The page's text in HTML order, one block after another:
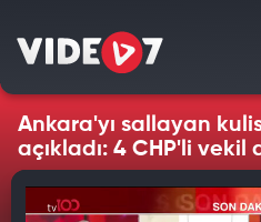
Ankara'yı sallayan
açıkladı: 4 CHP'li vekil
geçiyor!